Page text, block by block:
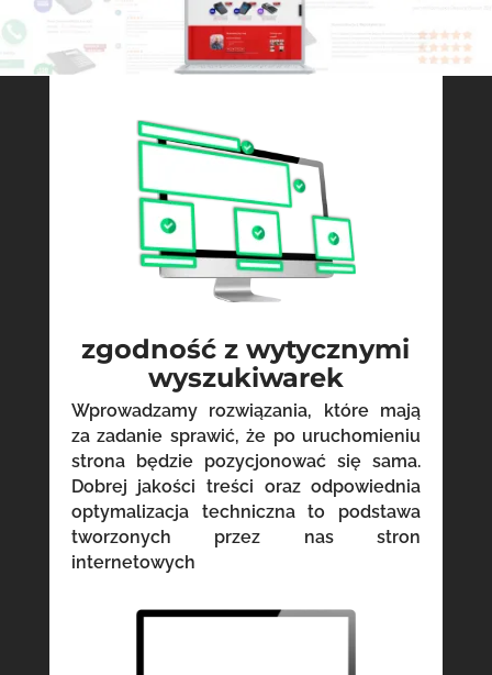
zgodność z wytycznymi
wyszukiwarek
Wprowadzamy rozwiązania, które mają
za zadanie sprawić, że po uruchomieniu
strona będzie pozycjonować się sama.
Dobrej jakości treści oraz odpowiednia
optymalizacja techniczna to podstawa
tworzonych przez nas stron
internetowych